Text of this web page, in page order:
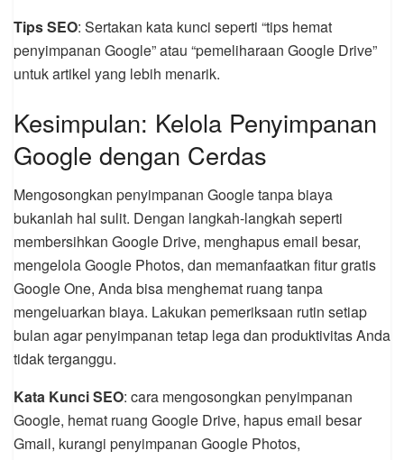
Tips SEO: Sertakan kata kunci seperti “tips hemat
penyimpanan Google” atau “pemeliharaan Google Drive”
untuk artikel yang lebih menarik.
Kesimpulan: Kelola Penyimpanan
Google dengan Cerdas
Mengosongkan penyimpanan Google tanpa biaya
bukanlah hal sulit. Dengan langkah-langkah seperti
membersihkan Google Drive, menghapus email besar,
mengelola Google Photos, dan memanfaatkan fitur gratis
Google One, Anda bisa menghemat ruang tanpa
mengeluarkan biaya. Lakukan pemeriksaan rutin setiap
bulan agar penyimpanan tetap lega dan produktivitas Anda
tidak terganggu.
Kata Kunci SEO: cara mengosongkan penyimpanan
Google, hemat ruang Google Drive, hapus email besar
Gmail, kurangi penyimpanan Google Photos,